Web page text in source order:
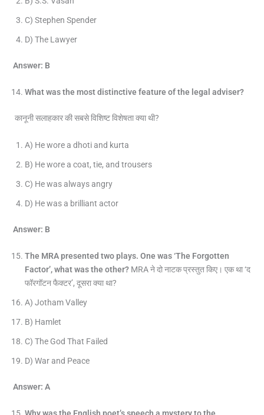
C) Stephen Spender
D) The Lawyer
Answer: B
What was the most distinctive feature of the legal adviser?
कानूनी सलाहकार की सबसे विशिष्ट विशेषता क्या थी?
A) He wore a dhoti and kurta
B) He wore a coat, tie, and trousers
C) He was always angry
D) He was a brilliant actor
Answer: B
The MRA presented two plays. One was ‘The Forgotten
Factor’, what was the other?MRA ने दो नाटक प्रस्तुत किए। एक था ‘द
फॉरगॉटन फैक्टर’, दूसरा क्या था?
A) Jotham Valley
B) Hamlet
C) The God That Failed
D) War and Peace
Answer: A